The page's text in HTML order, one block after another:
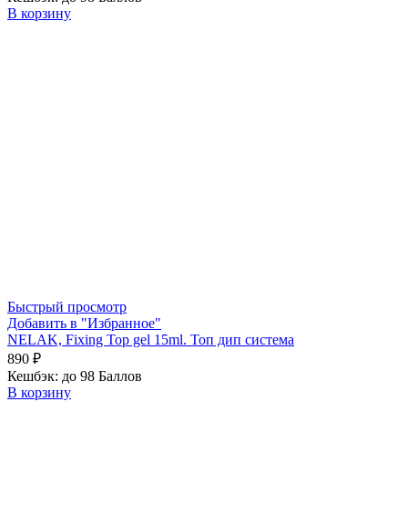
В корзину
Быстрый просмотр
Добавить в "Избранное"
NELAK, Fixing Top gel 15ml. Топ дип система
890 ₽
Кешбэк: до 98 Баллов
В корзину